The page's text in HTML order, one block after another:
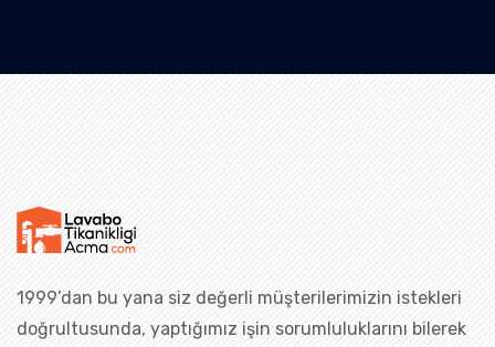
1999’dan bu yana siz değerli müşterilerimizin istekleri
doğrultusunda, yaptığımız işin sorumluluklarını bilerek